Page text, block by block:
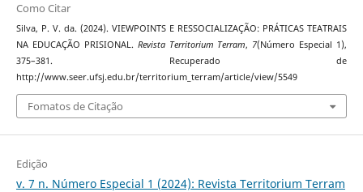
Como Citar
Silva, P. V. da. (2024). VIEWPOINTS E RESSOCIALIZAÇÃO: PRÁTICAS TEATRAIS
NA EDUCAÇÃO PRISIONAL. Revista Territorium Terram, 7(Número Especial 1),
375–381. Recuperado de
http://www.seer.ufsj.edu.br/territorium_terram/article/view/5549
Fomatos de Citação
Edição
v. 7 n. Número Especial 1 (2024): Revista Territorium Terram